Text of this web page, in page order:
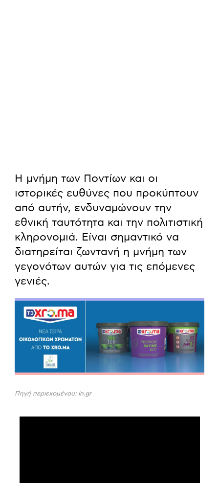
Η μνήμη των Ποντίων και οι
ιστορικές ευθύνες που προκύπτουν
από αυτήν, ενδυναμώνουν την
εθνική ταυτότητα και την πολιτιστική
κληρονομιά. Είναι σημαντικό να
διατηρείται ζωντανή η μνήμη των
γεγονότων αυτών για τις επόμενες
γενιές.
Πηγή περιεχομένου: in.gr